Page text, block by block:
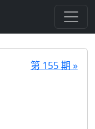
第 155 期 »